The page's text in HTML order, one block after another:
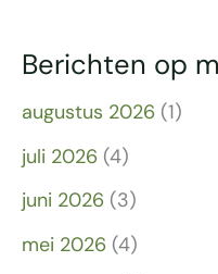
Berichten op
augustus 2026 (1)
juli 2026 (4)
juni 2026 (3)
mei 2026 (4)